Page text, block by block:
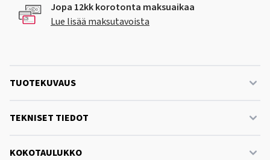
Jopa 12kk korotonta maksuaikaa
Lue lisää maksutavoista
TUOTEKUVAUS
TEKNISET TIEDOT
KOKOTAULUKKO